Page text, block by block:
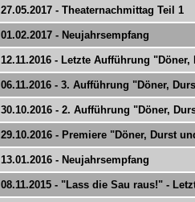
27.05.2017 - Theaternachmittag Teil 1
01.02.2017 - Neujahrsempfang
12.11.2016 - Letzte Aufführung
06.11.2016 - 3. Aufführung "Döner,
30.10.2016 - 2. Aufführung "Döner,
29.10.2016 - Premiere "Döner, Durst
13.01.2016 - Neujahrsempfang
08.11.2015 - "Lass die Sau raus!" -